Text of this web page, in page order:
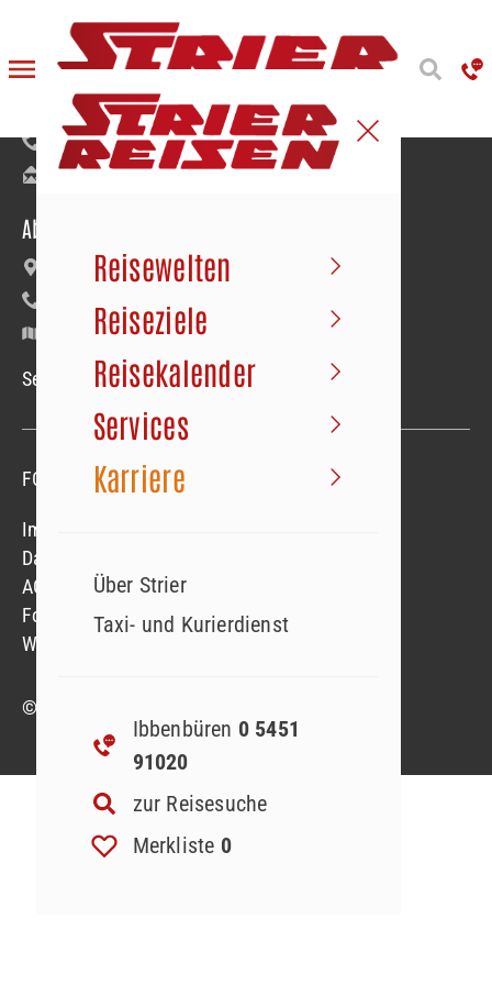
Reisewelten
Reiseziele
Reisekalender
Services
Karriere
Über Strier
Taxi- und Kurierdienst
Ibbenbüren 0 5451
91020
zur Reisesuche
Merkliste 0
Reiseanmeldung
Bäumerstraße 9–11 | 49477 Ibbenbüren
+49 5451 91020
info@strier.de
Abfahrt der Busse
Maybachstraße 22 | Gewerbegebiet Süd
Google Maps
Service-Hotline Mo.–Fr. 09.00–18.00 Uhr
© 2023 Strier Reisen GmbH & Co. KG
Impressum
Datenschutzerklärung
AGB
Formblatt
Widerruf Reiseversicherung
FOLGEN SIE UNS Folgen sie unsFolgen sie uns